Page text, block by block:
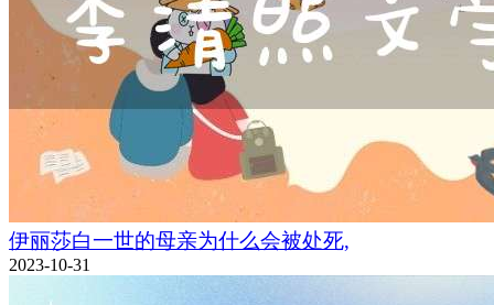
伊丽莎白一世的母亲为什么会被处死,
2023-10-31